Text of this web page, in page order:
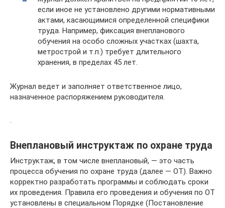
если иное не установлено другими нормативными
актами, касающимися определенной специфики
труда. Например, фиксация внепланового
обучения на особо сложных участках (шахта,
метрострой и т.п.) требует длительного
хранения, в пределах 45 лет.
Журнал ведет и заполняет ответственное лицо,
назначенное распоряжением руководителя.
Внеплановый инструктаж по охране труда
Инструктаж, в том числе внеплановый, — это часть
процесса обучения по охране труда (далее — ОТ). Важно
корректно разработать программы и соблюдать сроки
их проведения. Правила его проведения и обучения по ОТ
установлены в специальном Порядке (Постановление